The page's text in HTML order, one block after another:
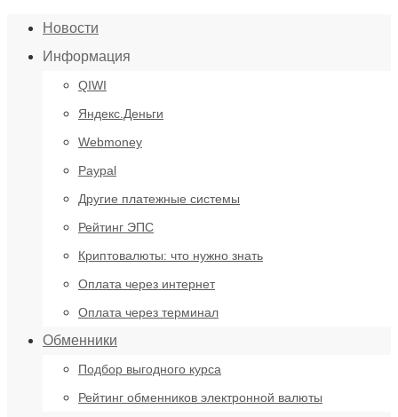
Новости
Информация
QIWI
Яндекс.Деньги
Webmoney
Paypal
Другие платежные системы
Рейтинг ЭПС
Криптовалюты: что нужно знать
Оплата через интернет
Оплата через терминал
Обменники
Подбор выгодного курса
Рейтинг обменников электронной валюты